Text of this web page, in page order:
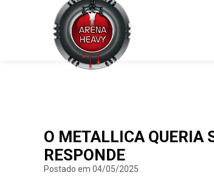
O METALLICA QUERIA
RESPONDE
Postado em 04/05/2025